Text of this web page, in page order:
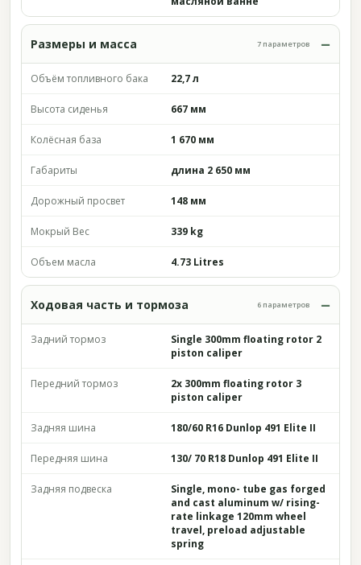
Размеры и масса 7 параметров
Объём топливного бака 22,7 л
Высота сиденья 667 мм
Колёсная база 1 670 мм
Габариты длина 2 650 мм
Дорожный просвет 148 мм
Мокрый Вес 339 kg
Объем масла 4.73 Litres
Ходовая часть и тормоза 6 параметров
Задний тормоз
Single 300mm floating rotor 2
piston caliper
Передний тормоз
2x 300mm floating rotor 3
piston caliper
Задняя шина 180/60 R16 Dunlop 491 Elite II
Передняя шина 130/ 70 R18 Dunlop 491 Elite II
Задняя подвеска
Single, mono- tube gas forged
and cast aluminum w/ rising-
rate linkage 120mm wheel
travel, preload adjustable
spring